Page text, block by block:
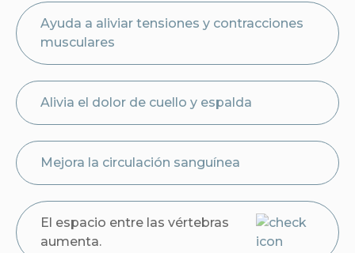
Ayuda a aliviar tensiones y contracciones
musculares
Alivia el dolor de cuello y espalda
Mejora la circulación sanguínea
El espacio entre las vértebras
aumenta.